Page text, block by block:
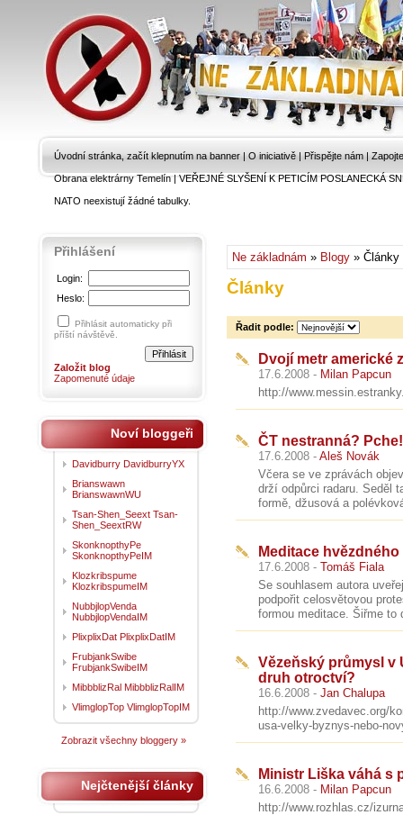
Úvodní stránka, začít klepnutím na banner | O iniciativě | Přispějte nám |
Obrana elektrárny Temelín|VEŘEJNÉ SLYŠENÍ K PETICÍM POSLANECKÁ
NATO neexistují žádné tabulky.
Ne základnám » Blogy » Články
Články
Řadit podle:
Dvojí metr americké
17.6.2008 - Milan Papcun
http://
ČT nestranná?
17.6.2008 - Aleš Novák
Včera se ve zprávách
drží odpůrci radaru. Seděl
formě, džusová a
Meditace
17.6.2008 - Tomáš Fiala
Se souhlasem autora
podpořit celosvětovou
formou meditace. Šiřme to
Vězeňský průmysl v
druh otroctví?
16.6.2008 - Jan Chalupa
http://www.zvedavec.org/
usa-velky-byznys-nebo-
Ministr Liška váhá s
16.6.2008 - Milan Papcun
http://www.rozhlas.cz/
Přihlášení
Login:
Heslo:
Přihlásit automaticky při
příští návštěvě.
Založit blog
Zapomenuté údaje
Noví bloggeři
Davidburry DavidburryYX
Brianswawn
BrianswawnWU
Tsan-Shen_Seext Tsan-
Shen_SeextRW
SkonknopthyPe
SkonknopthyPeIM
Klozkribspume
KlozkribspumeIM
NubbjlopVenda
NubbjlopVendaIM
PlixplixDat PlixplixDatIM
FrubjankSwibe
FrubjankSwibeIM
MibbblizRal MibbblizRalIM
VlimglopTop VlimglopTopIM
Zobrazit všechny bloggery »
Nejčtenější články